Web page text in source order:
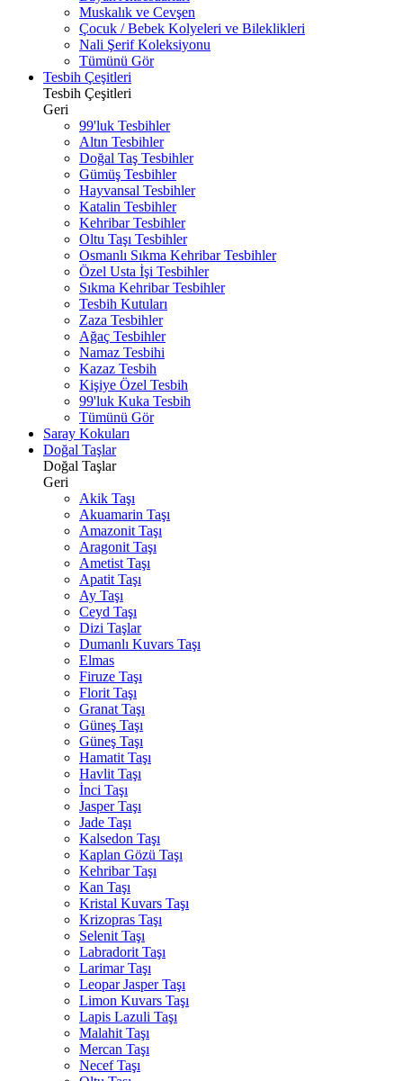
Muskalık ve Cevşen
Çocuk / Bebek Kolyeleri ve Bileklikleri
Nali Şerif Koleksiyonu
Tümünü Gör
Tesbih Çeşitleri
Tesbih Çeşitleri
Geri
99'luk Tesbihler
Altın Tesbihler
Doğal Taş Tesbihler
Gümüş Tesbihler
Hayvansal Tesbihler
Katalin Tesbihler
Kehribar Tesbihler
Oltu Taşı Tesbihler
Osmanlı Sıkma Kehribar Tesbihler
Özel Usta İşi Tesbihler
Sıkma Kehribar Tesbihler
Tesbih Kutuları
Zaza Tesbihler
Ağaç Tesbihler
Namaz Tesbihi
Kazaz Tesbih
Kişiye Özel Tesbih
99'luk Kuka Tesbih
Tümünü Gör
Saray Kokuları
Doğal Taşlar
Doğal Taşlar
Geri
Akik Taşı
Akuamarin Taşı
Amazonit Taşı
Aragonit Taşı
Ametist Taşı
Apatit Taşı
Ay Taşı
Ceyd Taşı
Dizi Taşlar
Dumanlı Kuvars Taşı
Elmas
Firuze Taşı
Florit Taşı
Granat Taşı
Güneş Taşı
Güneş Taşı
Hamatit Taşı
Havlit Taşı
İnci Taşı
Jasper Taşı
Jade Taşı
Kalsedon Taşı
Kaplan Gözü Taşı
Kehribar Taşı
Kan Taşı
Kristal Kuvars Taşı
Krizopras Taşı
Selenit Taşı
Labradorit Taşı
Larimar Taşı
Leopar Jasper Taşı
Limon Kuvars Taşı
Lapis Lazuli Taşı
Malahit Taşı
Mercan Taşı
Necef Taşı